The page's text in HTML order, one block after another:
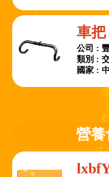
車把
公司 :
類別 :
國家 :
營養